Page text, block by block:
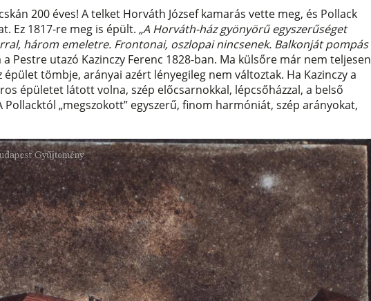
200 éves! A telket Horváth József kamarás vette meg, és Pollack
Ez 1817-re meg is épült.„A Horváth-ház gyönyörű egyszerűséget
három emeletre. Frontonai, oszlopai nincsenek. Balkonját pompás
Pestre utazó Kazinczy Ferenc 1828-ban. Ma külsőre már nem teljesen
tömbje, arányai azért lényegileg nem változtak. Ha Kazinczy a
épületet látott volna, szép előcsarnokkal, lépcsőházzal, a belső
„megszokott” egyszerű, finom harmóniát, szép arányokat,